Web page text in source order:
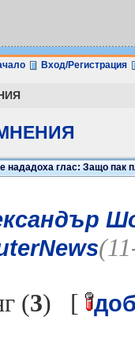
Вход/Регистрация
нададоха глас: Защо пак
(3) [